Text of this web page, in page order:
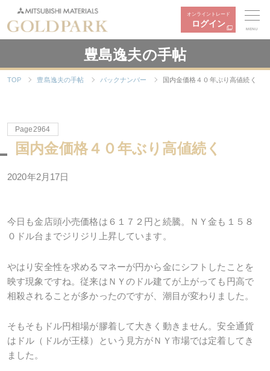
オンライントレード
ログイン
MENU
豊島逸夫の手帖
TOP 豊島逸夫の手帖 バックナンバー 国内金価格４０年ぶり高値続く
Page2964
国内金価格４０年ぶり高値続く
2020年2月17日
今日も金店頭小売価格は６１７２円と続騰。ＮＹ金も１５８
０ドル台までジリジリ上昇しています。
やはり安全性を求めるマネーが円から金にシフトしたことを
映す現象ですね。従来はＮＹのドル建てが上がっても円高で
相殺されることが多かったのですが、潮目が変わりました。
そもそもドル円相場が膠着して大きく動きません。安全通貨
はドル（ドルが王様）という見方がＮＹ市場では定着してき
ました。